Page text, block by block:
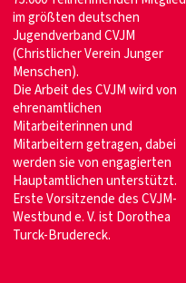
im größten deutschen
Jugendverband CVJM
(Christlicher Verein Junger
Menschen).
Die Arbeit des CVJM wird von
ehrenamtlichen
Mitarbeiterinnen und
Mitarbeitern getragen, dabei
werden sie von engagierten
Hauptamtlichen unterstützt.
Erste Vorsitzende des CVJM-
Westbund e. V. ist Dorothea
Turck-Brudereck.